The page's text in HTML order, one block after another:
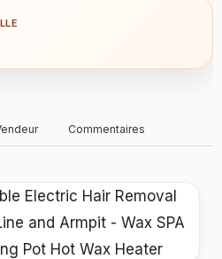
Commentaires
Electric Hair Removal
and Armpit - Wax SPA
Pot Hot Wax Heater